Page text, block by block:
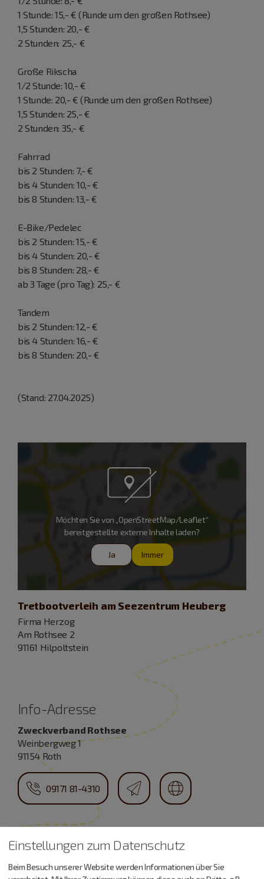
1 Stunde: 15,- € (Runde um den großen Rothsee)
1,5 Stunden: 20,- €
2 Stunden: 25,- €
Große Rikscha
1/2 Stunde: 10,- €
1 Stunde: 20,- € (Runde um den großen Rothsee)
1,5 Stunden: 25,- €
2 Stunden: 35,- €
Fahrrad
bis 2 Stunden: 7,- €
bis 4 Stunden: 10,- €
bis 8 Stunden: 13,- €
E-Bike/Pedelec
bis 2 Stunden: 15,- €
bis 4 Stunden: 20,- €
bis 8 Stunden: 28,- €
ab 3 Tage (pro Tag): 25,- €
Tandem
bis 2 Stunden: 12,- €
bis 4 Stunden: 16,- €
bis 8 Stunden: 20,- €
(Stand: 27.04.2025)
Möchten Sie von „OpenStreetMap/Leaflet“
bereitgestellte externe Inhalte laden?
Ja Immer
Tretbootverleih am Seezentrum Heuberg
Firma Herzog
Am Rothsee 2
91161 Hilpoltstein
Info-Adresse
Zweckverband Rothsee
Weinbergweg 1
91154 Roth
09171 81-4310
Einstellungen zum Datenschutz
Beim Besuch unserer Website werden Informationen über Sie